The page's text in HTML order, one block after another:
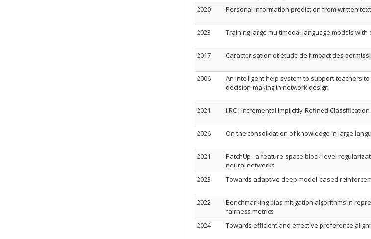
2020
Personal information prediction from written
2023
Training large multimodal language models with
2017
Caractérisation et étude de l’impact des
2006
An intelligent help system to support teachers
decision-making in network design
2021
IIRC : Incremental Implicitly-Refined Classification
2026
On the consolidation of knowledge in large
2021
PatchUp : a feature-space block-level
neural networks
2023
Towards adaptive deep model-based
2022
Benchmarking bias mitigation algorithms in
fairness metrics
2024
Towards efficient and effective preference